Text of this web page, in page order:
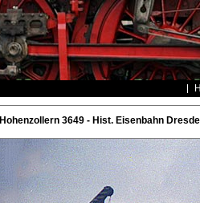
Hohenzollern 3649 - Hist. Eisenbahn